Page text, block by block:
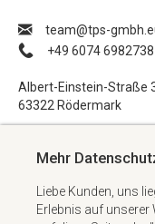
ue.hbmg-
+49 6074 6982738
Albert-Einstein-Straße
63322 Rödermark
Impressum
AGB
Kontakt
Mehr
Liebe Kunden, uns
Erlebnis auf unserer